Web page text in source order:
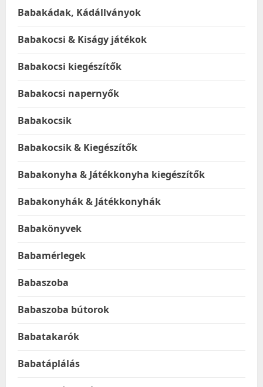
Babakádak, Kádállványok
Babakocsi & Kiságy játékok
Babakocsi kiegészítők
Babakocsi napernyők
Babakocsik
Babakocsik & Kiegészítők
Babakonyha & Játékkonyha kiegészítők
Babakonyhák & Játékkonyhák
Babakönyvek
Babamérlegek
Babaszoba
Babaszoba bútorok
Babatakarók
Babatáplálás